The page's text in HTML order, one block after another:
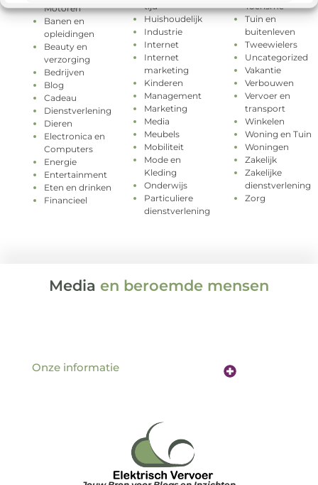
Motoren
Banen en
opleidingen
Beauty en
verzorging
Bedrijven
Blog
Cadeau
Dienstverlening
Dieren
Electronica en
Computers
Energie
Entertainment
Eten en drinken
Financieel
tijd
Huishoudelijk
Industrie
Internet
Internet
marketing
Kinderen
Management
Marketing
Media
Meubels
Mobiliteit
Mode en
Kleding
Onderwijs
Particuliere
dienstverlening
Toerisme
Tuin en
buitenleven
Tweewielers
Uncategorized
Vakantie
Verbouwen
Vervoer en
transport
Winkelen
Woning en Tuin
Woningen
Zakelijk
Zakelijke
dienstverlening
Zorg
Media en beroemde mensen
Onze informatie